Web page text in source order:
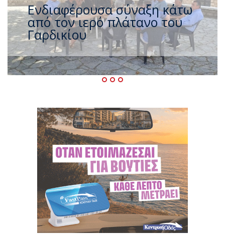
Η μεγάλη έξοδος των
Τρικαλινών (και το ακόμα
μεγαλύτερο τρέξιμο των
πολιτικών)